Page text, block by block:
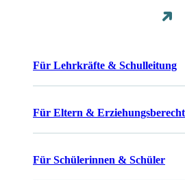
Für Lehrkräfte & Schulleitung
Für Eltern &
Für Schülerinnen & Schüler